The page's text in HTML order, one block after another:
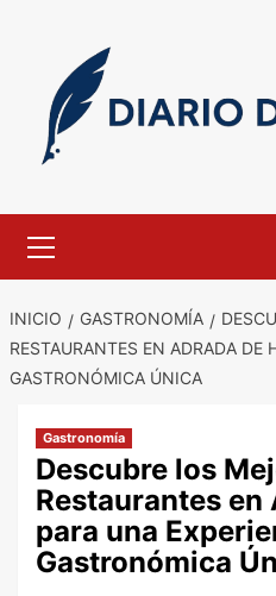
contenido
primario
INICIO GASTRONOMÍA
RESTAURANTES EN ADRADA DE
GASTRONÓMICA ÚNICA
Gastronomía
Descubre los
Restaurantes en
para una
Gastronómica